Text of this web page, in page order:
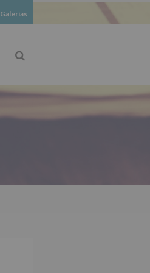
Galerías